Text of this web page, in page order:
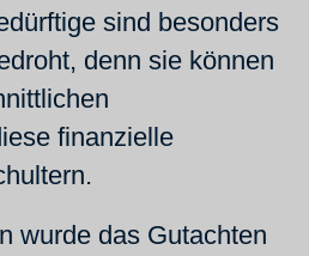
sind besonders
denn sie können
finanzielle
wurde das Gutachten